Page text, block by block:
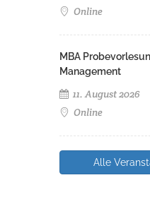
Online
MBA
Management
11. August 2026
Online
Alle